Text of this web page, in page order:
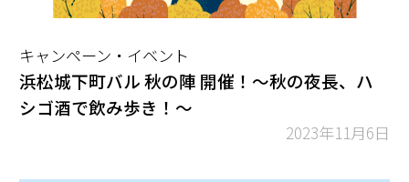
キャンペーン・イベント
浜松城下町バル 秋の陣 開催！～秋の夜長、ハ
シゴ酒で飲み歩き！～
2023年11月6日